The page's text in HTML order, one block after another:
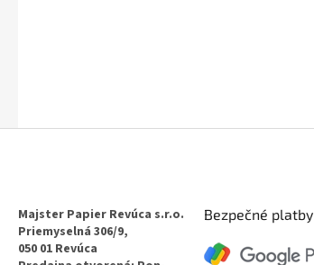
Majster Papier Revúca s.r.o.
Priemyselná 306/9,
050 01 Revúca
Bezpečné platby